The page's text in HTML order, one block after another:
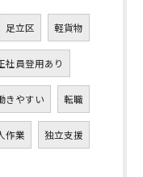
足立区 軽貨物
社員登用あり
きやすい 転職
作業 独立支援